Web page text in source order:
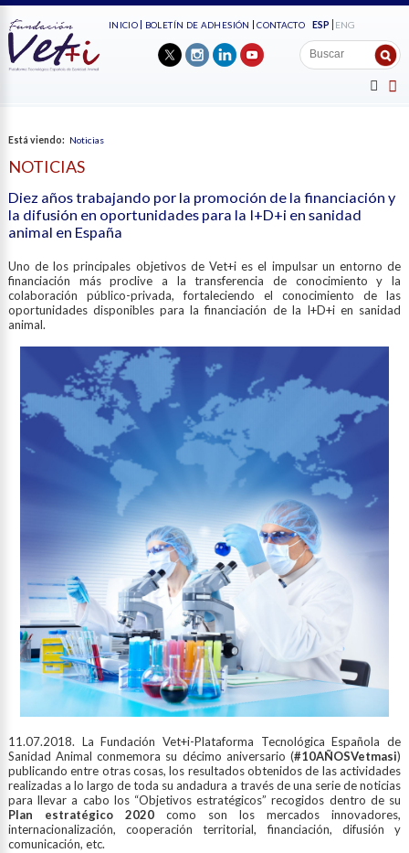
INICIO BOLETÍN DE ADHESIÓN CONTACTO ESP ENG
Está viendo: Noticias
NOTICIAS
Diez años trabajando por la promoción de la financiación y
la difusión en oportunidades para la I+D+i en sanidad
animal en España
Uno de los principales objetivos de Vet+i es el impulsar un entorno de
financiación más proclive a la transferencia de conocimiento y la
colaboración público-privada, fortaleciendo el conocimiento de las
oportunidades disponibles para la financiación de la I+D+i en sanidad
animal.
11.07.2018. La Fundación Vet+i-Plataforma Tecnológica Española de
Sanidad Animal conmemora su décimo aniversario (#10AÑOSVetmasi)
publicando entre otras cosas, los resultados obtenidos de las actividades
realizadas a lo largo de toda su andadura a través de una serie de noticias
para llevar a cabo los “Objetivos estratégicos” recogidos dentro de su
Plan estratégico 2020como son los mercados innovadores,
internacionalización, cooperación territorial, financiación, difusión y
comunicación, etc.